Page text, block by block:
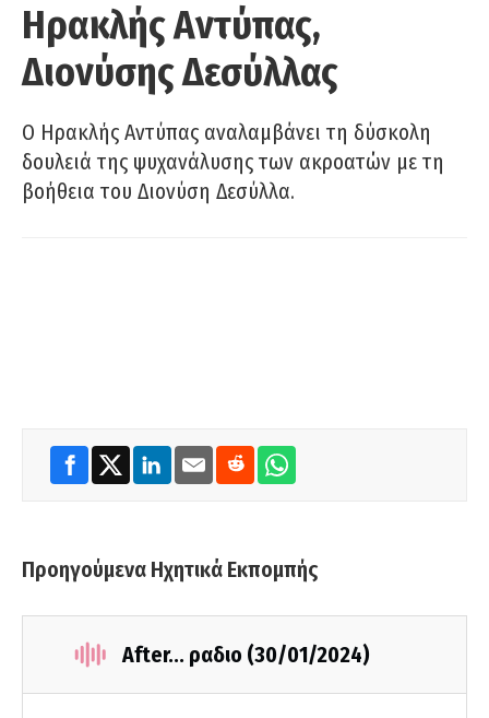
Ηρακλής Αντύπας,
Διονύσης Δεσύλλας
Ο Ηρακλής Αντύπας αναλαμβάνει τη δύσκολη
δουλειά της ψυχανάλυσης των ακροατών με τη
βοήθεια του Διονύση Δεσύλλα.
Προηγούμενα Ηχητικά Εκπομπής
After... ραδιο (30/01/2024)